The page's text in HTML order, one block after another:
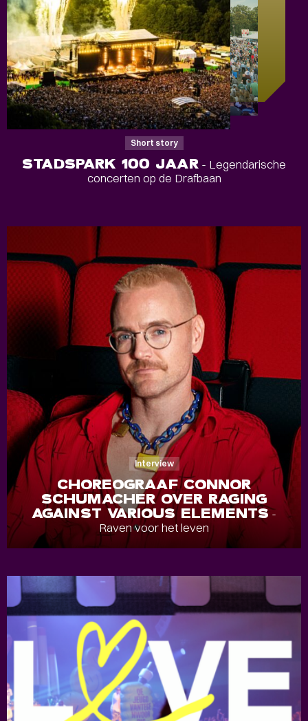
Short story
STADSPARK 100 JAAR - Legendarische
concerten op de Drafbaan
Interview
CHOREOGRAAF CONNOR
SCHUMACHER OVER RAGING
AGAINST VARIOUS ELEMENTS-
Raven voor het leven